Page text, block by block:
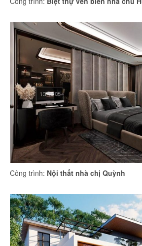
Công trình: Nội thất nhà chị Quỳnh